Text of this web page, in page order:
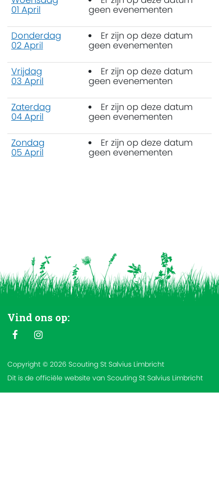
01 April
geen evenementen
Donderdag
02 April
Er zijn op deze datum
geen evenementen
Vrijdag
03 April
Er zijn op deze datum
geen evenementen
Zaterdag
04 April
Er zijn op deze datum
geen evenementen
Zondag
05 April
Er zijn op deze datum
geen evenementen
Vind ons op:
Copyright © 2026 Scouting St Salvius Limbricht
Dit is de officiële website van Scouting St Salvius Limbricht